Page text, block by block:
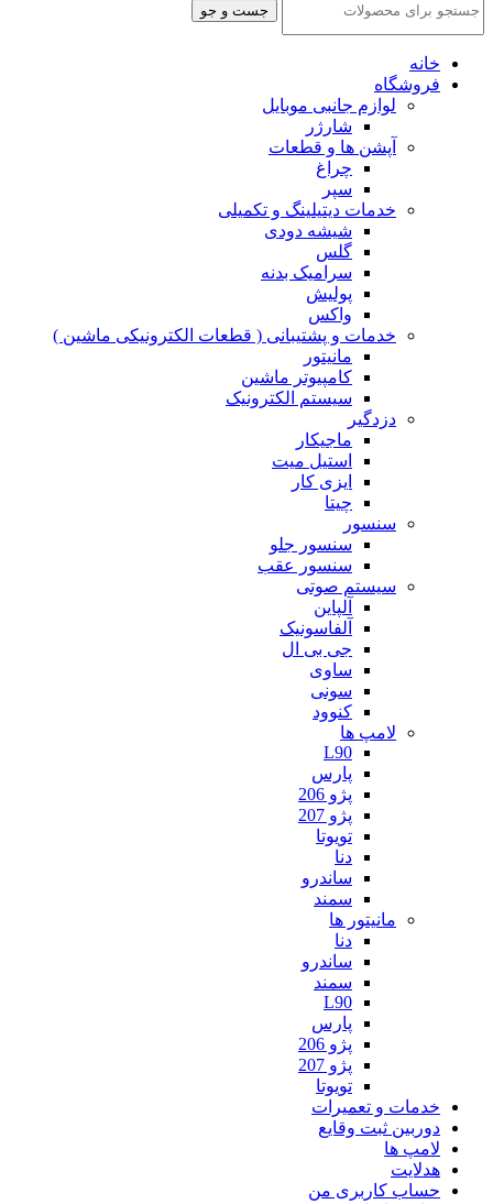
جست و جو
خانه
فروشگاه
لوازم جانبی موبایل
شارژر
آپشن ها و قطعات
چراغ
سپر
خدمات دیتیلینگ و تکمیلی
شیشه دودی
گلس
سرامیک بدنه
پولیش
واکس
خدمات و پشتیبانی ( قطعات الکترونیکی ماشین )
مانیتور
کامپیوتر ماشین
سیستم الکترونیک
دزدگیر
ماجیکار
استیل میت
ایزی کار
چیتا
سنسور
سنسور جلو
سنسور عقب
سیستم صوتی
آلپاین
آلفاسونیک
جی بی ال
ساوی
سونی
کنوود
لامپ ها
L90
پارس
پژو 206
پژو 207
تویوتا
دنا
ساندرو
سمند
مانیتور ها
دنا
ساندرو
سمند
L90
پارس
پژو 206
پژو 207
تویوتا
خدمات و تعمیرات
دوربین ثبت وقایع
لامپ ها
هدلایت
حساب کاربری من